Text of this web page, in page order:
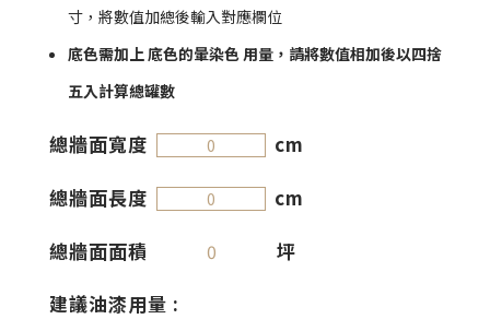
寸，將數值加總後輸入對應欄位
底色需加上 底色的暈染色 用量，請將數值相加後以四捨
五入計算總罐數
總牆面寬度
cm
總牆面長度
cm
總牆面面積
0
坪
建議油漆用量 :